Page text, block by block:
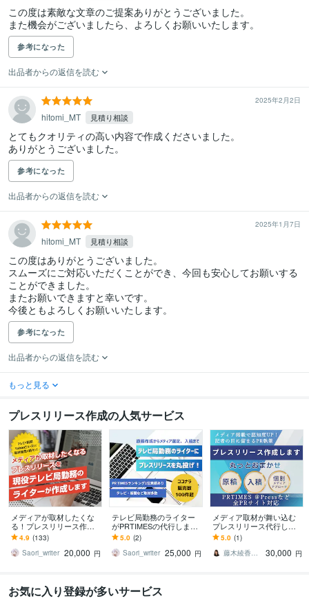
この度は素敵な文章のご提案ありがとうございました。
また機会がございましたら、よろしくお願いいたします。
参考になった
出品者からの返信を読む
2025年2月2日
hitomi_MT 見積り相談
とてもクオリティの高い内容で作成くださいました。
ありがとうございました。
参考になった
出品者からの返信を読む
2025年1月7日
hitomi_MT 見積り相談
この度はありがとうございました。
スムーズにご対応いただくことができ、今回も安心してお願いする
ことができました。
またお願いできますと幸いです。
今後ともよろしくお願いいたします。
参考になった
出品者からの返信を読む
もっと見る
プレスリリース作成の人気サービス
メディアが取材したくな
る！プレスリリース作成
します 現役テレビ局勤務
のライターが「メディア
視点」で執筆します
4.9 (133)
Saori_writer 20,000 円
テレビ局勤務のライター
がPRTIMESの代行します
取材実績多数！記事作成
からメディア選定、入稿
まで丸投げ！
5.0 (2)
Saori_writer 25,000 円
メディア取材が舞い込む
プレスリリース代行しま
す 1通のプレスリリースか
らメディア取材連続獲得
実績あり
5.0 (1)
藤木綾香 セールスライター
30,000 円
お気に入り登録が多いサービス